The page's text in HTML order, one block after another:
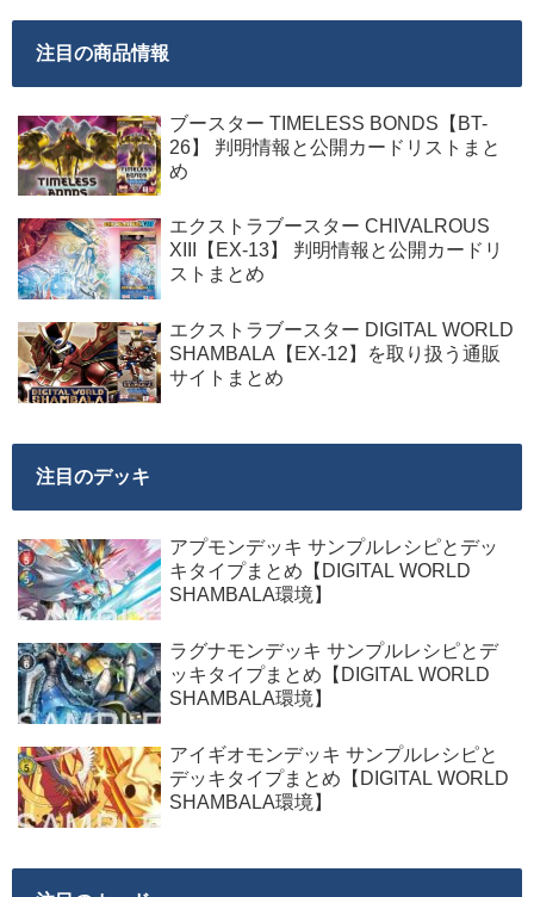
注目の商品情報
ブースター TIMELESS BONDS【BT-
26】 判明情報と公開カードリストまと
め
エクストラブースター CHIVALROUS
XIII【EX-13】 判明情報と公開カードリ
ストまとめ
エクストラブースター DIGITAL WORLD
SHAMBALA【EX-12】を取り扱う通販
サイトまとめ
注目のデッキ
アプモンデッキ サンプルレシピとデッ
キタイプまとめ【DIGITAL WORLD
SHAMBALA環境】
ラグナモンデッキ サンプルレシピとデ
ッキタイプまとめ【DIGITAL WORLD
SHAMBALA環境】
アイギオモンデッキ サンプルレシピと
デッキタイプまとめ【DIGITAL WORLD
SHAMBALA環境】